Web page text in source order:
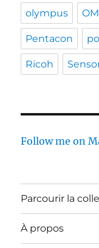
olympus
Pentacon
Ricoh
Follow me on
Parcourir la
À propos